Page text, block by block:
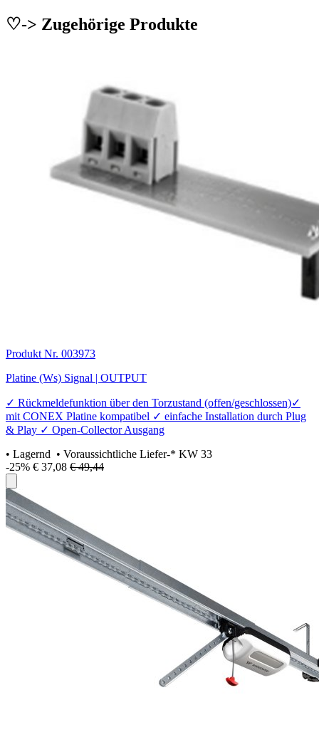
♡-> Zugehörige Produkte
Produkt Nr. 003973
Platine (Ws) Signal | OUTPUT
✓ Rückmeldefunktion über den Torzustand (offen/geschlossen)✓
mit CONEX Platine kompatibel ✓ einfache Installation durch Plug
& Play ✓ Open-Collector Ausgang
• Lagernd • Voraussichtliche Liefer-* KW 33
-25% € 37,08 € 49,44